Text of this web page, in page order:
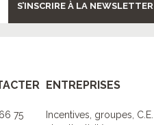
S’INSCRIRE À LA NEWSLETTER
75
ENTREPRISES
Incentives, groupes, C.E.